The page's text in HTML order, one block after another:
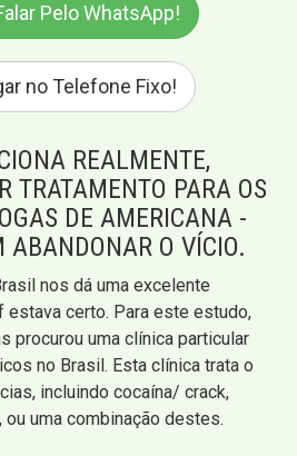
Pelo WhatsApp!
no Telefone Fixo!
REALMENTE,
TRATAMENTO PARA OS
DE AMERICANA -
ABANDONAR O VÍCIO.
nos dá uma excelente
certo. Para este estudo,
procurou uma clínica particular
no Brasil. Esta clínica trata o
incluindo cocaína/ crack,
ou uma combinação destes.